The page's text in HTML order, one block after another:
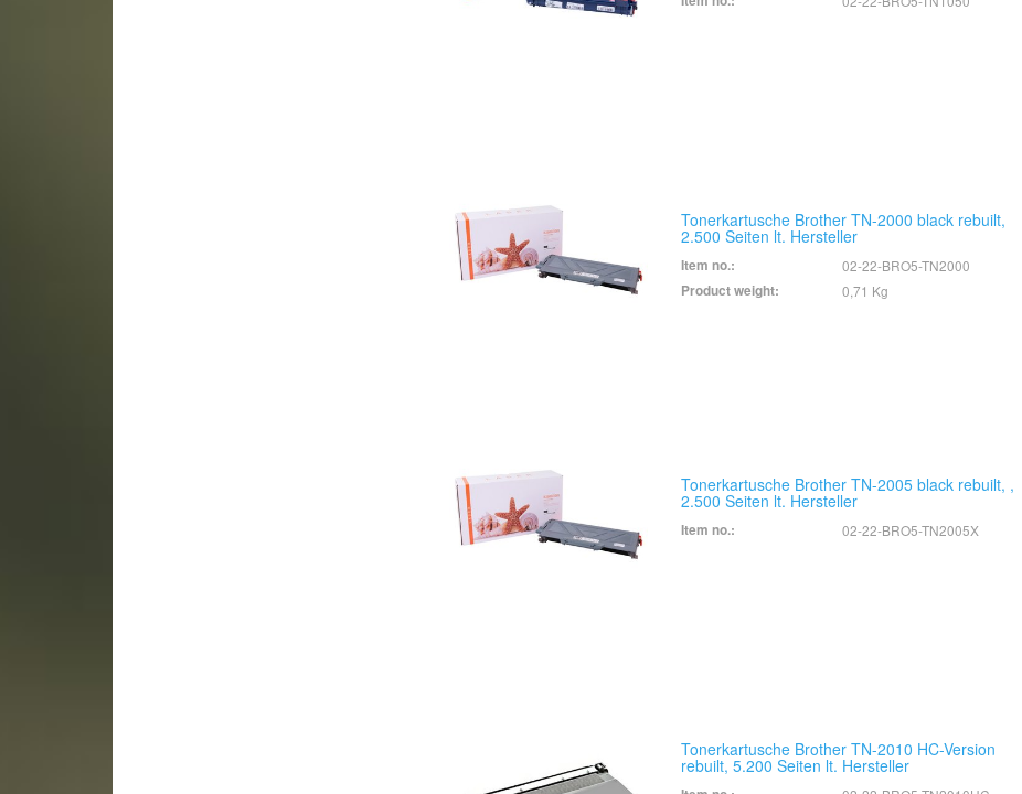
Tonerkartusche Brother TN-2000 black rebuilt,
2.500 Seiten lt. Hersteller
Item no.:
02-22-BRO5-TN2000
Product weight:
0,71 Kg
Tonerkartusche Brother TN-2005 black rebuilt, ,
2.500 Seiten lt. Hersteller
Item no.: 02-22-BRO5-TN2005X
Tonerkartusche Brother TN-2010 HC-Version
rebuilt, 5.200 Seiten lt. Hersteller